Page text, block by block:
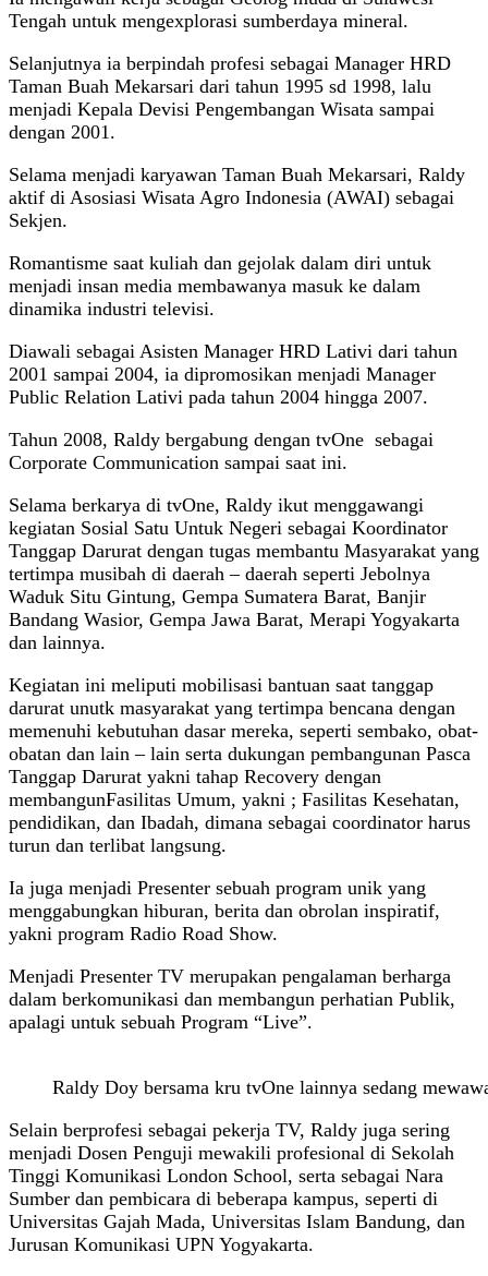
Tengah untuk mengexplorasi sumberdaya mineral.
Selanjutnya ia berpindah profesi sebagai Manager HRD
Taman Buah Mekarsari dari tahun 1995 sd 1998, lalu
menjadi Kepala Devisi Pengembangan Wisata sampai
dengan 2001.
Selama menjadi karyawan Taman Buah Mekarsari, Raldy
aktif di Asosiasi Wisata Agro Indonesia (AWAI) sebagai
Sekjen.
Romantisme saat kuliah dan gejolak dalam diri untuk
menjadi insan media membawanya masuk ke dalam
dinamika industri televisi.
Diawali sebagai Asisten Manager HRD Lativi dari tahun
2001 sampai 2004, ia dipromosikan menjadi Manager
Public Relation Lativi pada tahun 2004 hingga 2007.
Tahun 2008, Raldy bergabung dengan tvOne sebagai
Corporate Communication sampai saat ini.
Selama berkarya di tvOne, Raldy ikut menggawangi
kegiatan Sosial Satu Untuk Negeri sebagai Koordinator
Tanggap Darurat dengan tugas membantu Masyarakat yang
tertimpa musibah di daerah – daerah seperti Jebolnya
Waduk Situ Gintung, Gempa Sumatera Barat, Banjir
Bandang Wasior, Gempa Jawa Barat, Merapi Yogyakarta
dan lainnya.
Kegiatan ini meliputi mobilisasi bantuan saat tanggap
darurat unutk masyarakat yang tertimpa bencana dengan
memenuhi kebutuhan dasar mereka, seperti sembako, obat-
obatan dan lain – lain serta dukungan pembangunan Pasca
Tanggap Darurat yakni tahap Recovery dengan
membangunFasilitas Umum, yakni ; Fasilitas Kesehatan,
pendidikan, dan Ibadah, dimana sebagai coordinator harus
turun dan terlibat langsung.
Ia juga menjadi Presenter sebuah program unik yang
menggabungkan hiburan, berita dan obrolan inspiratif,
yakni program Radio Road Show.
Menjadi Presenter TV merupakan pengalaman berharga
dalam berkomunikasi dan membangun perhatian Publik,
apalagi untuk sebuah Program “Live”.
Raldy Doy bersama kru tvOne lainnya sedang
Selain berprofesi sebagai pekerja TV, Raldy juga sering
menjadi Dosen Penguji mewakili profesional di Sekolah
Tinggi Komunikasi London School, serta sebagai Nara
Sumber dan pembicara di beberapa kampus, seperti di
Universitas Gajah Mada, Universitas Islam Bandung, dan
Jurusan Komunikasi UPN Yogyakarta.